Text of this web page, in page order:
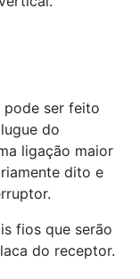
pode ser feito
do
ligação maior
dito e
fios que serão
do receptor.